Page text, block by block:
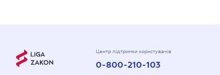
Центр підтримки користувачів
0-800-210-103